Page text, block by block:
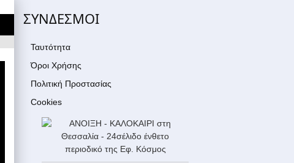
ΣΥΝΔΕΣΜΟΙ
Ταυτότητα
Όροι Χρήσης
Πολιτική Προστασίας
Cookies